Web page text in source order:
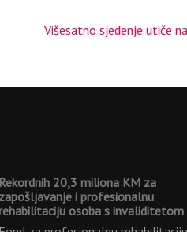
Višesatno sjedenje utiče
Rekordnih 20,3 miliona KM za
zapošljavanje i profesionalnu
osoba s invaliditetom